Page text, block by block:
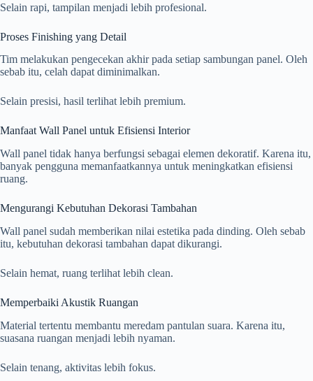
Selain rapi, tampilan menjadi lebih profesional.
Proses Finishing yang Detail
Tim melakukan pengecekan akhir pada setiap sambungan panel. Oleh
sebab itu, celah dapat diminimalkan.
Selain presisi, hasil terlihat lebih premium.
Manfaat Wall Panel untuk Efisiensi Interior
Wall panel tidak hanya berfungsi sebagai elemen dekoratif. Karena itu,
banyak pengguna memanfaatkannya untuk meningkatkan efisiensi
ruang.
Mengurangi Kebutuhan Dekorasi Tambahan
Wall panel sudah memberikan nilai estetika pada dinding. Oleh sebab
itu, kebutuhan dekorasi tambahan dapat dikurangi.
Selain hemat, ruang terlihat lebih clean.
Memperbaiki Akustik Ruangan
Material tertentu membantu meredam pantulan suara. Karena itu,
suasana ruangan menjadi lebih nyaman.
Selain tenang, aktivitas lebih fokus.